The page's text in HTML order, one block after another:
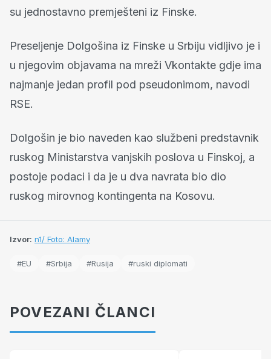
su jednostavno premješteni iz Finske.
Preseljenje Dolgošina iz Finske u Srbiju vidljivo je i
u njegovim objavama na mreži Vkontakte gdje ima
najmanje jedan profil pod pseudonimom, navodi
RSE.
Dolgošin je bio naveden kao službeni predstavnik
ruskog Ministarstva vanjskih poslova u Finskoj, a
postoje podaci i da je u dva navrata bio dio
ruskog mirovnog kontingenta na Kosovu.
Izvor: n1/ Foto: Alamy
#EU #Srbija #Rusija #ruski diplomati
POVEZANI ČLANCI